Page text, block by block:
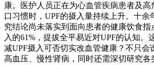
康。医护人员正在为心血管疾病患者及高
口习惯时，UPF的摄入量持续上升。十余
究结论尚未落实到面向患者的健康饮食
入的61%，提拔全平易近对UPF的认知。
减UPF摄入可否切实改血管健康？不只会
高血压、慢性肾病，同时还需深切研究各